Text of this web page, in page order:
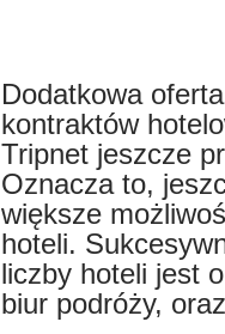
Dodatkowa
kontraktów
Tripnet jeszcze
Oznacza to,
większe
hoteli.
liczby hoteli jest
biur podróży,